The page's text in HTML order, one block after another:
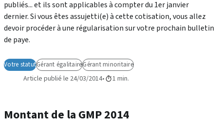
publiés... et ils sont applicables à compter du 1er janvier
dernier. Si vous êtes assujetti(e) à cette cotisation, vous allez
devoir procéder à une régularisation sur votre prochain bulletin
de paye.
Votre statutGérant égalitaireGérant minoritaire
Article publié le 24/03/2014 1 min.
Montant de la GMP 2014